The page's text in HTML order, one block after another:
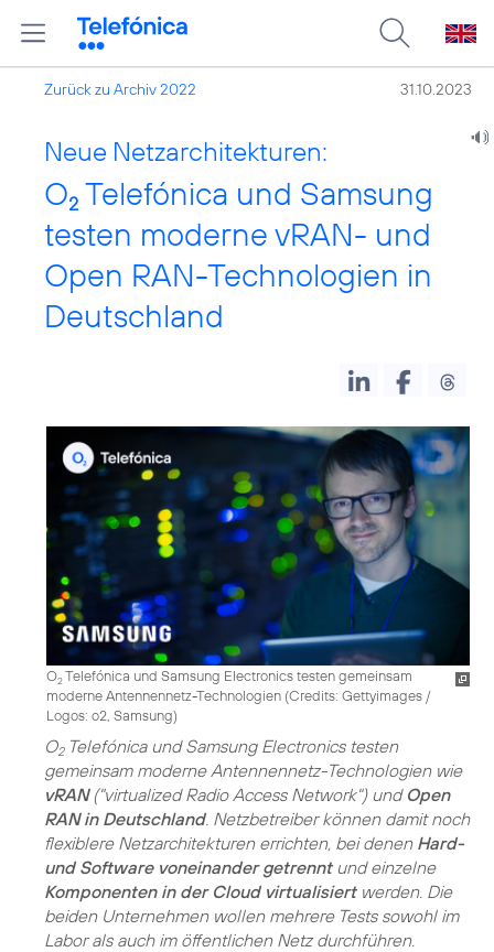
Zurück zu Archiv 2022 31.10.2023
Neue Netzarchitekturen:
O2 Telefónica und Samsung
testen moderne vRAN- und
Open RAN-Technologien in
Deutschland
O2Telefónica und Samsung Electronics testen gemeinsam
moderne Antennennetz-Technologien (Credits: Gettyimages /
Logos: o2, Samsung)
O2Telefónica und Samsung Electronics testen
gemeinsam moderne Antennennetz-Technologien wie
vRAN("virtualized Radio Access Network") und Open
RAN in Deutschland. Netzbetreiber können damit noch
flexiblere Netzarchitekturen errichten, bei denenHard-
und Software voneinander getrenntund einzelne
Komponenten in der Cloud virtualisiertwerden. Die
beiden Unternehmen wollen mehrere Tests sowohl im
Labor als auch im öffentlichen Netz durchführen.